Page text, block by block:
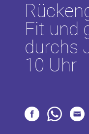
Fit und
durchs
10 Uhr